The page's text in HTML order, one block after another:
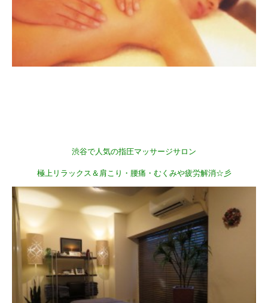
渋谷で人気の指圧マッサージサロン
極上リラックス＆肩こり・腰痛・むくみや疲労解消☆彡